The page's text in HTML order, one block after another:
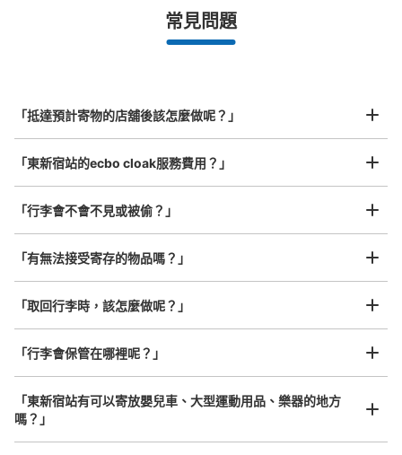
大的:6/ ¥700中等的:3 / ¥500
付款方式
現金, ICカード
事先用手機預約
指定的日期和時間
工作人員拍完行李照片後
全國有1,000家以上合作店鋪
我們與許多地點方便的車站內店舖以及24小時營業的店鋪合作。
任何尺寸的行李都OK
最長邊未滿45cm的行李（小型背包、手提包、手提行李
¥800/日
常見問題
「抵達預計寄物的店舖後該怎麼做呢？」
「東新宿站的ecbo cloak服務費用？」
「行李會不會不見或被偷？」
「有無法接受寄存的物品嗎？」
「取回行李時，該怎麼做呢？」
「行李會保管在哪裡呢？」
「東新宿站有可以寄放嬰兒車、大型運動用品、樂器的地方
嗎？」